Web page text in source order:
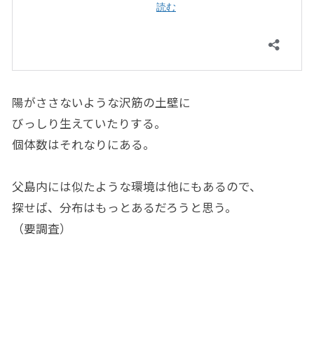
陽がささないような沢筋の土壁に
びっしり生えていたりする。
個体数はそれなりにある。
父島内には似たような環境は他にもあるので、
探せば、分布はもっとあるだろうと思う。
（要調査）